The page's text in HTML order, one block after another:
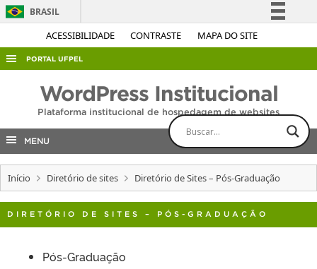
ACESSIBILIDADE CONTRASTE MAPA DO SITE
BRASIL
Simplifique!
Acesso à informação
Legislação
PORTAL UFPEL
AUDITORIA
COBALTO
CONCURSOS
EDITAIS
INTERNACIONAL
OUVIDORIA
WordPress Institucional
Plataforma institucional de hospedagem de websites
MENU
Início Diretório de sites Diretório de Sites – Pós-Graduação
DIRETÓRIO DE SITES – PÓS-GRADUAÇÃO
Pós-Graduação